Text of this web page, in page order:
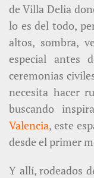
de Villa Delia
lo es del todo,
altos, sombra,
especial antes
ceremonias
necesita hacer
buscando
Valencia, este
desde el primer
Y allí, rodeados